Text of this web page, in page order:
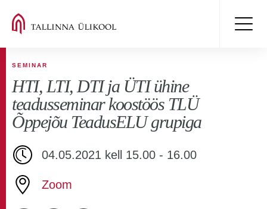
SEMINAR
HTI, LTI, DTI ja ÜTI ühine
teadusseminar koostöös TLÜ
Õppejõu TeadusELU grupiga
04.05.2021 kell 15.00 - 16.00
Zoom